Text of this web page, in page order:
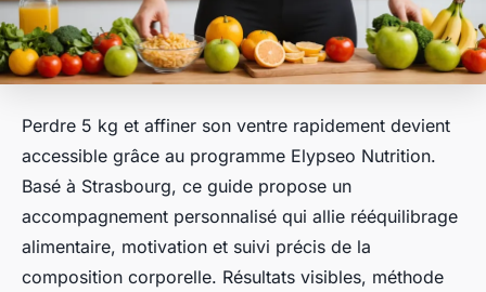
Perdre 5 kg et affiner son ventre rapidement devient
accessible grâce au programme Elypseo Nutrition.
Basé à Strasbourg, ce guide propose un
accompagnement personnalisé qui allie rééquilibrage
alimentaire, motivation et suivi précis de la
composition corporelle. Résultats visibles, méthode